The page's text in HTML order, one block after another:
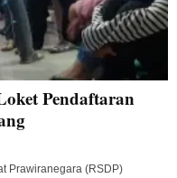
Pendaftaran
Prawiranegara (RSDP)